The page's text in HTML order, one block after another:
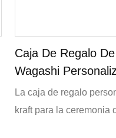
Caja De Regalo
Wagashi
Ceremonia Del Té.
La caja de regalo
kraft para la ceremonia